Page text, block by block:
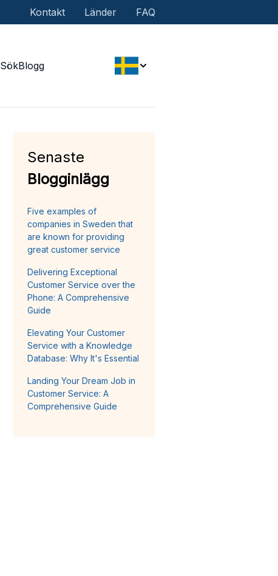
Kontakt Länder FAQ
SökBlogg
Senaste
Blogginlägg
Five examples of
companies in Sweden that
are known for providing
great customer service
Delivering Exceptional
Customer Service over the
Phone: A Comprehensive
Guide
Elevating Your Customer
Service with a Knowledge
Database: Why It's Essential
Landing Your Dream Job in
Customer Service: A
Comprehensive Guide